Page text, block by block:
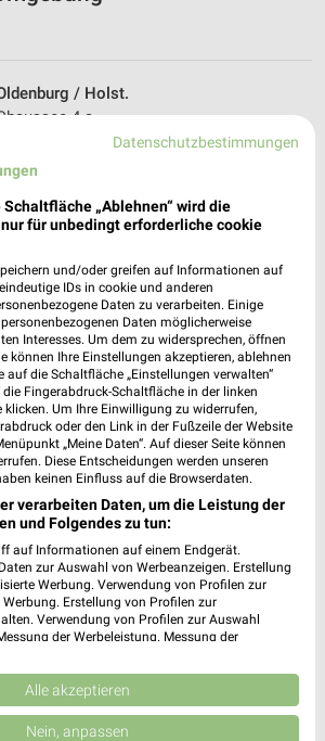
/ Holst.
4 a
Oldenburg / Holst.
- 22:00 Uhr |
• Angebote: 2 Prospekte
Klinforth-Str. 13
- 22:00 Uhr | Geöffnet
Weg 88
- 22:00 Uhr |
• Angebote: 2 Prospekte
Datenschutzbestimmungen
„Ablehnen“ wird die
für unbedingt erforderliche cookie
und/oder greifen auf Informationen auf
IDs in cookie und anderen
Daten zu verarbeiten. Einige
Daten möglicherweise
Interesses. Um dem zu widersprechen, öffnen
können Ihre Einstellungen akzeptieren, ablehnen
auf die Schaltfläche „Einstellungen verwalten“
Fingerabdruck-Schaltfläche in der linken
klicken. Um Ihre Einwilligung zu widerrufen,
oder den Link in der Fußzeile der Website
„Meine Daten“. Auf dieser Seite können
Diese Entscheidungen werden unseren
keinen Einfluss auf die Browserdaten.
verarbeiten Daten, um die Leistung der
und Folgendes zu tun:
auf Informationen auf einem Endgerät.
zur Auswahl von Werbeanzeigen. Erstellung
Werbung. Verwendung von Profilen zur
Erstellung von Profilen zur
Verwendung von Profilen zur Auswahl
der Werbeleistung. Messung der
aus verschiedenen Quellen. Entwicklung und
Verwendung reduzierter Daten zur Auswahl
Europäischen Union weitergegeben und in die
Alle akzeptieren
Nein, anpassen